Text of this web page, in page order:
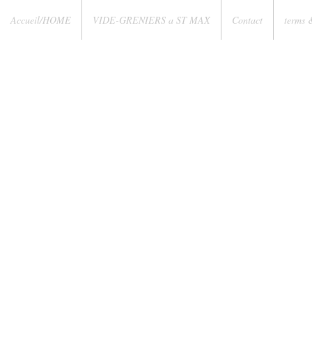
Accueil/HOME VIDE-GRENIERS a ST MAX Contact terms